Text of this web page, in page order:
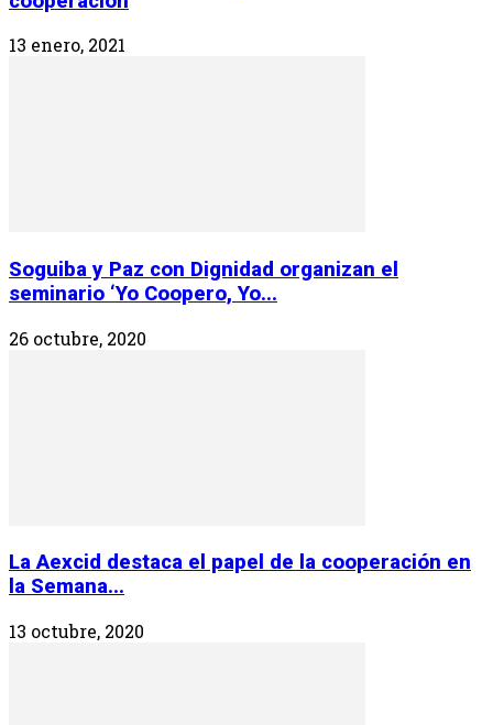
13 enero, 2021
Soguiba y Paz con Dignidad organizan el
seminario ‘Yo Coopero, Yo...
26 octubre, 2020
La Aexcid destaca el papel de la cooperación en
la Semana...
13 octubre, 2020